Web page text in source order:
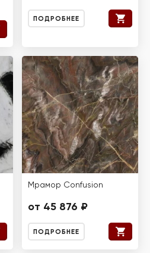
ПОДРОБНЕЕ
Мрамор Confusion
от 45 876 ₽
ПОДРОБНЕЕ